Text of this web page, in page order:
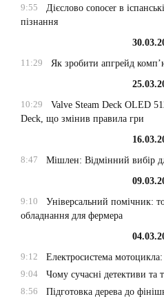
9:55
Дієслово conocer в
пізнання
11:29
Як зробити апгрейд
10:29
Valve Steam Deck OLED
Deck, що змінив правила гри
8:47
Мішлен: Відмінний вибір
9:10
Універсальний помічник:
обладнання для фермера
9:12
Електросистема мотоцикла:
9:04
Чому сучасні детективи та
8:56
Підготовка дерева до